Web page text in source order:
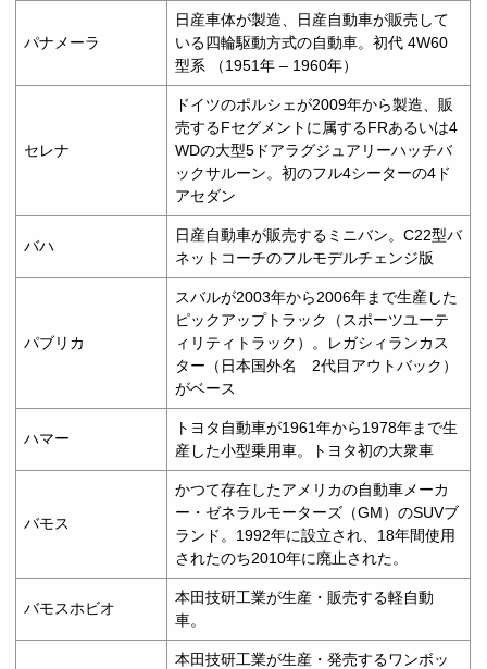
パナメーラ
日産車体が製造、日産自動車が販売して
いる四輪駆動方式の自動車。初代 4W60
型系 （1951年 – 1960年）
セレナ
ドイツのポルシェが2009年から製造、販
売するFセグメントに属するFRあるいは4
WDの大型5ドアラグジュアリーハッチバ
ックサルーン。初のフル4シーターの4ド
アセダン
バハ
日産自動車が販売するミニバン。C22型バ
ネットコーチのフルモデルチェンジ版
パブリカ
スバルが2003年から2006年まで生産した
ピックアップトラック（スポーツユーテ
ィリティトラック）。レガシィランカス
ター（日本国外名 2代目アウトバック）
がベース
ハマー
トヨタ自動車が1961年から1978年まで生
産した小型乗用車。トヨタ初の大衆車
バモス
かつて存在したアメリカの自動車メーカ
ー・ゼネラルモーターズ（GM）のSUVブ
ランド。1992年に設立され、18年間使用
されたのち2010年に廃止された。
バモスホビオ
本田技研工業が生産・販売する軽自動
車。
本田技研工業が生産・発売するワンボッ